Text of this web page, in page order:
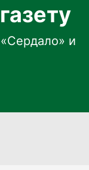
и